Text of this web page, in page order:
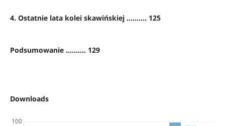
4. Ostatnie lata kolei skawińskiej .......... 125
Podsumowanie .......... 129
Downloads